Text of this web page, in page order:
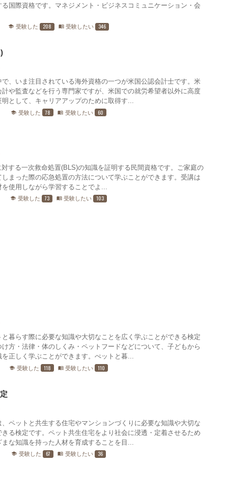
国際資格です。マネジメント・ビジネスコミュニケーション・会
school 受験した 208 menu_book 受験したい 346
、いま注目されている海外資格の一つが米国公認会計士です。米
や監査などを行う専門家ですが、米国での就労希望者以外に高度
として、キャリアアップのために取得す...
school 受験した 78 menu_book 受験したい 60
する一次救命処置(BLS)の知識を証明する民間資格です。ご家庭の
まった際の応急処置の方法について学ぶことができます。受講は
使用しながら学習することでよ...
school 受験した 73 menu_book 受験したい 103
暮らす際に必要な知識や大切なことを広く学ぶことができる検定
方・法律・体のしくみ・ペットフードなどについて、子どもから
正しく学ぶことができます。ぺットと暮...
school 受験した 118 menu_book 受験したい 110
ペットと共生する住宅やマンションづくりに必要な知識や大切な
る検定です。ペット共生住宅をより社会に浸透・定着させるため
な知識を持った人材を育成することを目...
school 受験した 67 menu_book 受験したい 36